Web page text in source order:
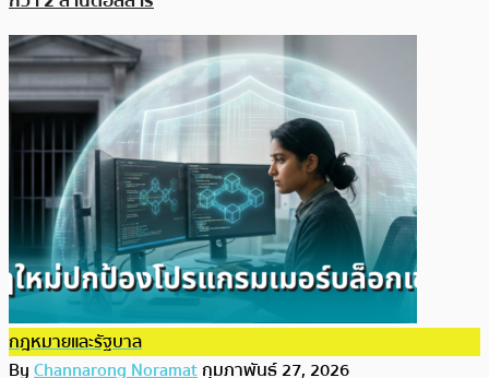
กฎหมายและรัฐบาล
ByChannarong Noramatกุมภาพันธ์ 27, 2026